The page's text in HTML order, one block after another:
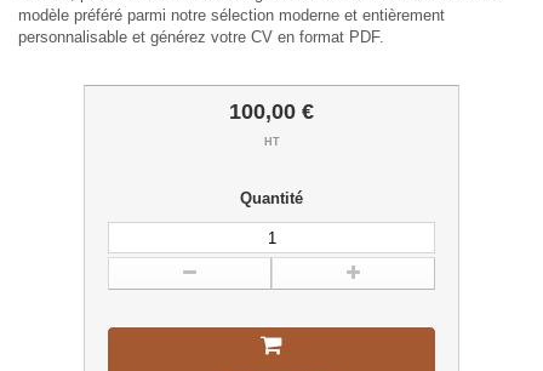
modèle préféré parmi notre sélection moderne et entièrement
personnalisable et générez votre CV en format PDF.
100,00 €
HT
Quantité